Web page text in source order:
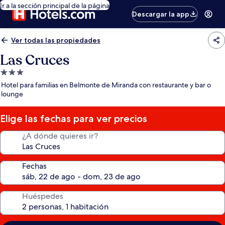
Ir a la sección principal de la página
Descargar la app
Ver todas las propiedades
Las Cruces
Propiedad
de
3.0
estrellas
Hotel para familias en Belmonte de Miranda con restaurante y bar o
lounge
Elige las fechas para ver precios
¿A dónde quieres ir?
Fechas
Huéspedes